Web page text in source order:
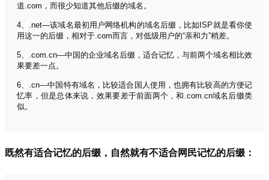
道.com，而很少知道其他后缀的域名。
4、.net—该域名最初用户网络机构的域名后缀，比如ISP就是看你使
用这一的后缀，相对于.com而言，对低级用户的“亲和力”稍差。
5、.com.cn—中国的企业域名后缀，适合记忆，与前两个域名相比效
果要差一点。
6、.cn—中国特有域名，比较适合国人使用，也拥有比较高的方便记
忆率，但是总体来说，效果要差于前面两个，和.com.cn域名后缀类
似。
既然有适合记忆的后缀，自然就有不适合网民记忆的后缀：